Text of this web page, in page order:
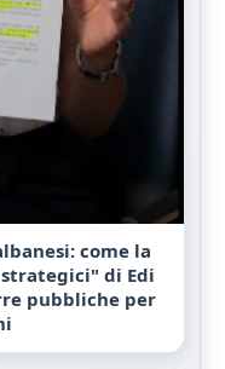
come la
di Edi
pubbliche per